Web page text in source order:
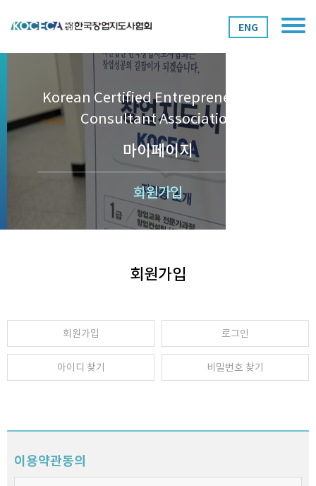
ENG
Korean Certified Entrepreneurship
Consultant Association
마이페이지
회원가입
회원가입
회원가입 로그인
아이디 찾기 비밀번호 찾기
이용약관동의